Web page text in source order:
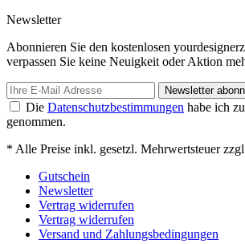
Newsletter
Abonnieren Sie den kostenlosen
verpassen Sie keine Neuigkeit oder Aktion
Newsletter
Die Datenschutzbestimmungen habe ich
genommen.
* Alle Preise inkl. gesetzl. Mehrwertsteuer
Gutschein
Newsletter
Vertrag widerrufen
Vertrag widerrufen
Versand und Zahlungsbedingungen